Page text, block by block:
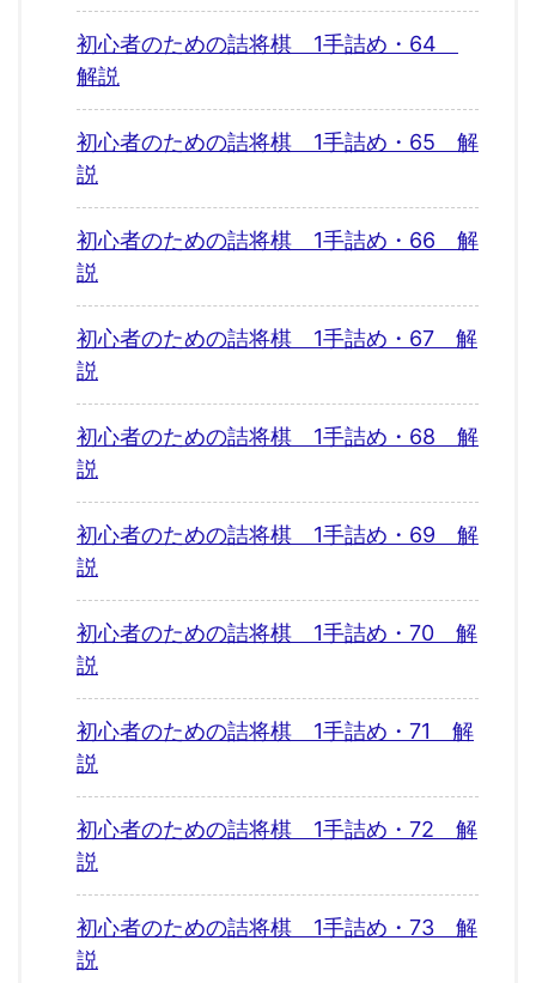
初心者のための詰将棋 1手詰め・64
解説
初心者のための詰将棋 1手詰め・65 解
説
初心者のための詰将棋 1手詰め・66 解
説
初心者のための詰将棋 1手詰め・67 解
説
初心者のための詰将棋 1手詰め・68 解
説
初心者のための詰将棋 1手詰め・69 解
説
初心者のための詰将棋 1手詰め・70 解
説
初心者のための詰将棋 1手詰め・71 解
説
初心者のための詰将棋 1手詰め・72 解
説
初心者のための詰将棋 1手詰め・73 解
説